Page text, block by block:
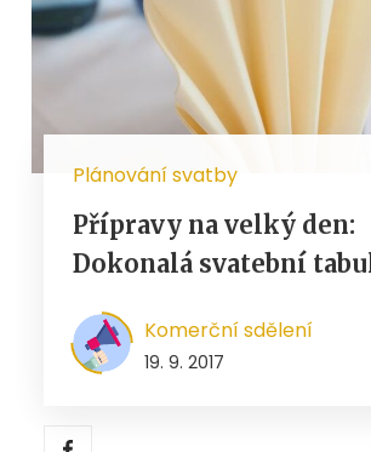
Plánování svatby
Přípravy na velký den:
Dokonalá svatební
Komerční sdělení
19. 9. 2017